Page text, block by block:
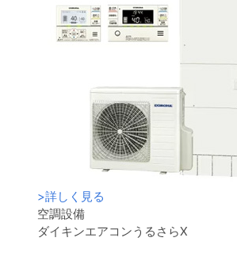
>詳しく見る
空調設備
ダイキンエアコンうるさらX